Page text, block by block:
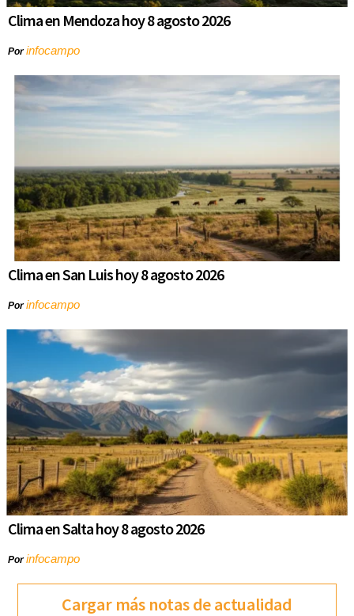
Clima en Mendoza hoy 8 agosto 2026
Porinfocampo
Clima en San Luis hoy 8 agosto 2026
Porinfocampo
Clima en Salta hoy 8 agosto 2026
Porinfocampo
Cargar más notas de actualidad